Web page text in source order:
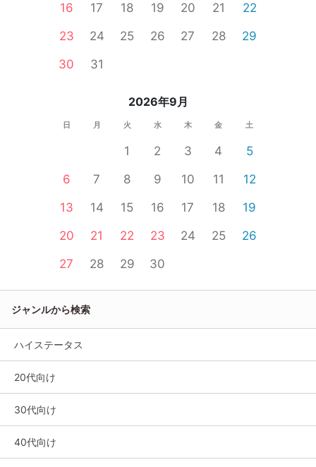
16
17 18 19 20 21
22
23
24 25 26 27 28
29
30
31
2026年9月
日 月 火 水 木 金 土
1 2 3 4
5
6
7 8 9 10 11
12
13
14 15 16 17 18
19
20
21 22 23 24 25
26
27
28 29 30
ジャンルから検索
ハイステータス
20代向け
30代向け
40代向け